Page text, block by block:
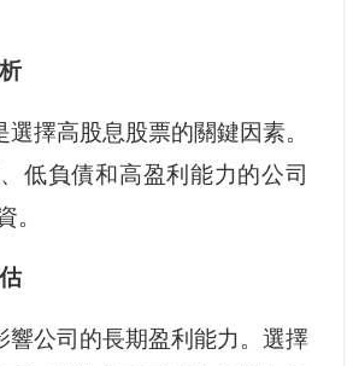
選擇高股息股票的關鍵因素。
低負債和高盈利能力的公司
。
響公司的長期盈利能力。選擇